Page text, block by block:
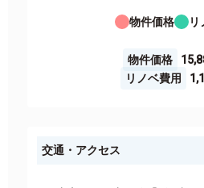
物件価格 リ
物件価格
リノベ費用
交通・アクセス